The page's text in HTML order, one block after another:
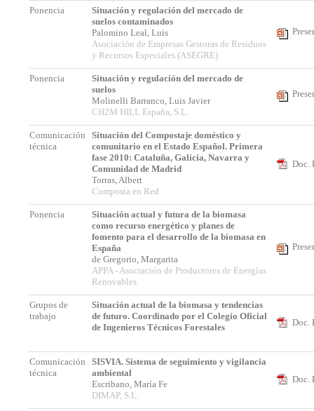
Ponencia
Situación y regulación del mercado de
suelos contaminados
Palomino Leal, Luis
Asociación de Empresas Gestoras de Residuos
y Recursos Especiales (ASEGRE)
Ponencia
Situación y regulación del mercado de
suelos
Molinelli Barranco, Luis Javier
CH2M HILL España, S.L.
Comunicación
técnica
Situación del Compostaje doméstico y
comunitario en el Estado Español. Primera
fase 2010: Cataluña, Galicia, Navarra y
Comunidad de Madrid
Torras, Albert
Composta en Red
Doc.
Ponencia
Situación actual y futura de la biomasa
como recurso energético y planes de
fomento para el desarrollo de la biomasa en
España
de Gregorio, Margarita
APPA - Asociación de Productores de Energías
Renovables
Grupos de
trabajo
Situación actual de la biomasa y tendencias
de futuro. Coordinado por el Colegio Oficial
de Ingenieros Técnicos Forestales
Doc.
Comunicación
técnica
SISVIA. Sistema de seguimiento y vigilancia
ambiental
Escribano, María Fe
DIMAP, S.L.
Doc.